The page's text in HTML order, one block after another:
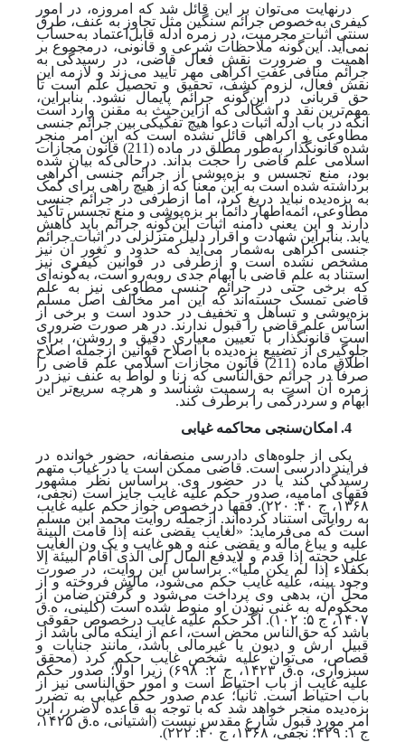
درنهایت می‌توان بر این قائل شد که امروزه، در امور
کیفری به‌خصوص جرائم سنگین مثل تجاوز به عنف، طرق
سنتی اثبات مجرمیت، در زمره ادله قابل‌اعتماد به‌حساب
نمی‌آید. این‌گونه ملاحظات شرعی و قانونی، در‌مجموع بر
اهمیت و ضرورت نقش فعال قاضی، در رسیدگی به
جرائم منافی عفتِ اکراهی مهر تأیید می‌زند و لازمه این
نقش فعال، لزوم کشف، تحقیق و تحصیل علم است تا
حق قربانی در این‌گونه جرائم پایمال نشود.
بنابراین،
مهم‌ترین نقد و اشکالی که ازاینحیث به مقنن وارد است
آنکه در باب ادله اثبات دعوا هیچ تفکیکی بین جرائم جنسی
مطاوعی و اکراهی قائل نشده است که این امر منجر
شده‌ قانونگذار به
طور مطلق در ماده (211) قانون مجازات
اسلامی علم قاضی را حجت بداند. درحالی‌که بیان شده
بود، منع تجسس و بزهپوشی از جرائم جنسی اکراهی
برداشته شده‌ است به این معنا که از هیچ راهی برای کمک
به بزه‌دیده نباید دریغ کرد، اما ازطرفی در جرائم جنسی
مطاوعی، ائمه اطهار دائماً بر بزهپوشی و منع تجسس تأکید
دارند و این یعنی دامنه اثبات اینگونه جرائم باید کاهش
یابد. بنابراین شهادت و اقرار دلیل متزلزلی در اثبات جرائم
جنسی اکراهی بهشمار می‌آید که حدود و ثغور آن نیز
مشخص نشده است و از طرفی در قوانین کیفری نیز
استناد به علم قاضی با ابهام جدی روبه‌رو است، به‌گونه‌ای
که برخی حتی در جرائم جنسی مطاوعی نیز به علم
قاضی تمسک جسته‌اند که این امر مخالف اصل مسلم
بزهپوشی و تساهل و تخفیف در حدود است و برخی از
اساس علم قاضی را قبول ندارند. در هر صورت ضروری
است قانونگذار با تعیین معیاری دقیق و روشن، برای
جلوگیری از تضییع بزه‌دیده با اصلاح قوانین ازجمله اصلاح
اطلاق ماده (211) قانون مجازات اسلامی علم قاضی را
صرفاً در جرائم حق‌الناسی که زنا و لواط به عنف نیز در
زمره آن است به رسمیت شناسد و هرچه سریع‌تر این
ابهام و سردرگمی را برطرف کند.
4. امکان‌سنجی محاکمه غیابی
یکی از جلوه‌های دادرسی منصفانه، حضور خوانده در
فرایند دادرسی است. قاضی ممکن است یا در غیاب متهم
رسیدگی کند یا در حضور وی. براساس نظر مشهور
فقهای امامیه، صدور حکم علیه غایب جایز است (نجفی،
۱۳۶۸، ج ۴۰: ۲۲۰)
. فقها درخصوص جواز حکم علیه غایب
به روایاتی استناد کرده‌اند. ازجمله روایت محمد ابن مسلم
است که می‌فرماید: «لغایب یقضی عنه إذا قامت البینة
علیه و یباغ ماله و یقضی عنه و هو غایب و یک ون الغایب
علی حجته إذا قدم و لایدفع المال إلی الذی أقام البیئة إلا
بکفلاء إذا لم یکن ملیاً». براساس این روایت، در صورت
وجود بینه، علیه غایب حکم می‌شود، مالش فروخته و از
محل آن، بدهی وی پرداخت می‌شود و گرفتن ضامن از
محکوم‌له به غنی نبودن او منوط شده‌ است(کلینی، ه.ق
۱۴۰۷، ج ۵: ۱۰۲)
. اگر حکم علیه غایب درخصوص حقوقی
باشد که حق‌الناس محض است، اعم از اینکه مالی باشد از
قبیل ارش و دیون یا غیرمالی باشد، مانند جنایات و
قصاص، می‌توان علیه شخص غایب حکم کرد (محقق
سبزواری، ه.ق ۱۴۲۳، ج ۲: ۶۹۸)
زیرا اولاً؛ صدور حکم
علیه غایب از باب احتیاط است و امور حق‌الناسی نیز از
باب احتیاط است. ثانیاً؛ عدم صدور حکم غیابی به تضرر
بزه‌دیده منجر خواهد شد که با توجه‌ به قاعده لاضرر، این
امر مورد قبول شارع مقدس نیست
(آشتیانی، ه.ق ۱۴۲۵،
ج ۱: ۴۲۹؛ نجفی، ۱۳۶۸، ج ۴۰: ۲۲۲).